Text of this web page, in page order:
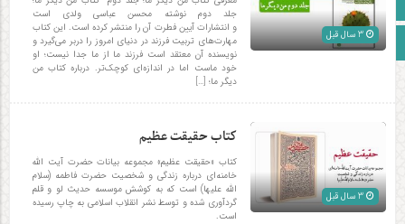
زبان انگلیسی
جلد دوم نوشته محسن عباسی ولدی است
و انتشارات آیین فطرت آن را منتشر کرده است. این کتاب
مهارت‌های تربیت فرزند در دنیای امروز را دربر می‌گیرد و
نویسنده آن معتقد است فرزند ما از ما جدا نیست؛ او
خود ماست اما در اندازه‌ای کوچک‌تر. درباره کتاب من
دیگر ما؛ […]
کتاب حقیقت عظیم
کتاب «حقیقت عظیم» مجموعه بیانات حضرت آیت الله
خامنه‌ای درباره زندگی و شخصیت حضرت فاطمه (سلام
الله علیها) است که به کوشش موسسه حدیث لو و قلم
گردآوری شده و توسط نشر انقلاب اسلامی به چاپ رسیده
است.